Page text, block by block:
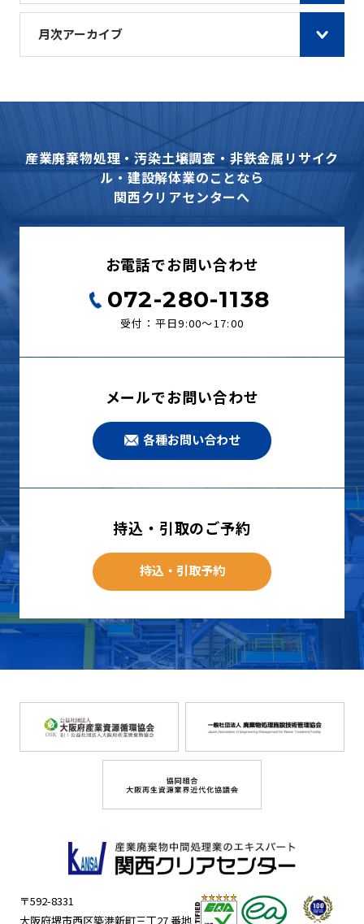
月次アーカイブ
産業廃棄物処理・汚染土壌調査・非鉄金属リサイク
ル・建設解体業のことなら
関西クリアセンターへ
お電話でお問い合わせ
072-280-1138
受付：平日9:00〜17:00
メールでお問い合わせ
各種お問い合わせ
持込・引取のご予約
持込・引取予約
〒592-8331
大阪府堺市西区築港新町三丁27 番地